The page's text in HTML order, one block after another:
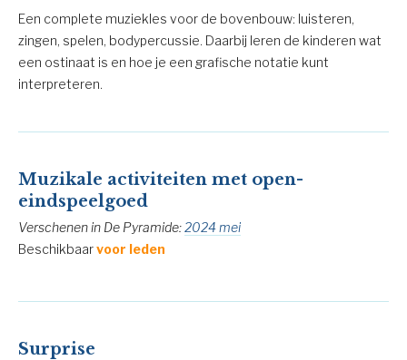
Een complete muziekles voor de bovenbouw: luisteren,
zingen, spelen, bodypercussie. Daarbij leren de kinderen wat
een ostinaat is en hoe je een grafische notatie kunt
interpreteren.
Muzikale activiteiten met open-
eindspeelgoed
Verschenen in De Pyramide:2024 mei
Beschikbaarvoor leden
Surprise